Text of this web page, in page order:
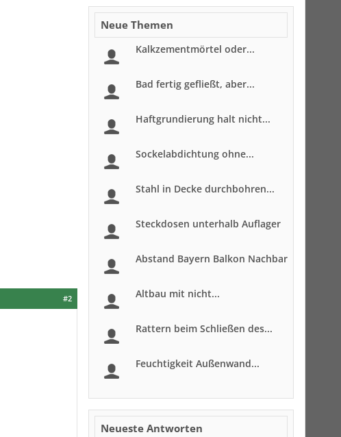
#2
Neue Themen
Kalkzementmörtel oder...
Bad fertig gefließt, aber...
Haftgrundierung halt nicht...
Sockelabdichtung ohne...
Stahl in Decke durchbohren...
Steckdosen unterhalb Auflager
Abstand Bayern Balkon Nachbar
Altbau mit nicht...
Rattern beim Schließen des...
Feuchtigkeit Außenwand...
Neueste Antworten